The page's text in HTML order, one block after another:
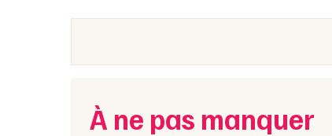
À ne pas manquer